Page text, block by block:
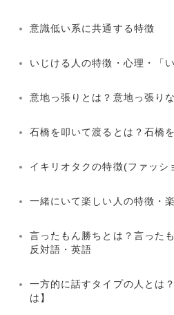
意識低い系に共通する特徴
いじける人の特徴・心理・「
意地っ張りとは？意地っ張り
石橋を叩いて渡るとは？石橋
イキリオタクの特徴(ファッシ
一緒にいて楽しい人の特徴・
言ったもん勝ちとは？言った
反対語・英語
一方的に話すタイプの人とは
は】